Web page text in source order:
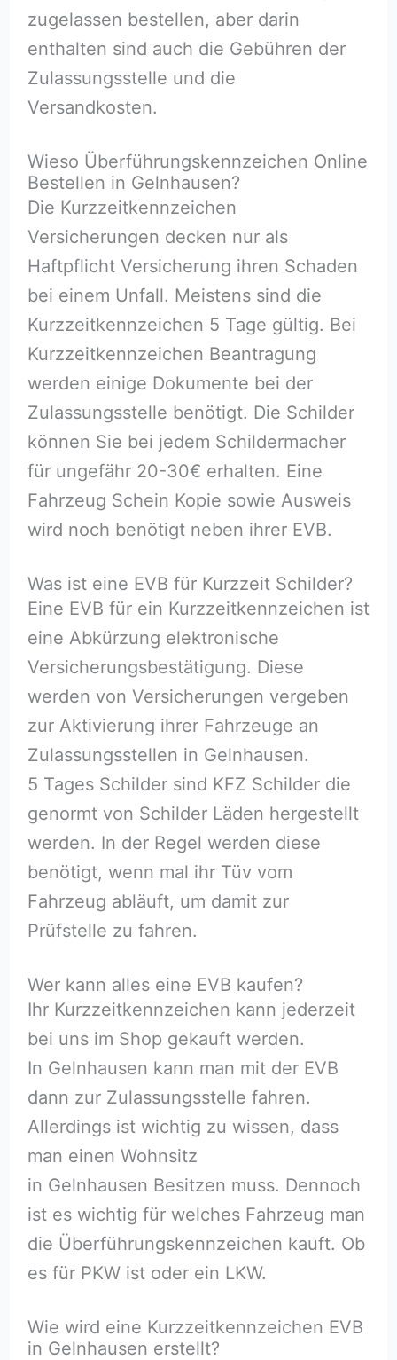
zugelassen bestellen, aber darin
enthalten sind auch die Gebühren der
Zulassungsstelle und die
Versandkosten.
Wieso Überführungskennzeichen Online
Bestellen in Gelnhausen?
Die Kurzzeitkennzeichen
Versicherungen decken nur als
Haftpflicht Versicherung ihren Schaden
bei einem Unfall. Meistens sind die
Kurzzeitkennzeichen 5 Tage gültig. Bei
Kurzzeitkennzeichen Beantragung
werden einige Dokumente bei der
Zulassungsstelle benötigt. Die Schilder
können Sie bei jedem Schildermacher
für ungefähr 20-30€ erhalten. Eine
Fahrzeug Schein Kopie sowie Ausweis
wird noch benötigt neben ihrer EVB.
Was ist eine EVB für Kurzzeit Schilder?
Eine EVB für ein Kurzzeitkennzeichen ist
eine Abkürzung elektronische
Versicherungsbestätigung. Diese
werden von Versicherungen vergeben
zur Aktivierung ihrer Fahrzeuge an
Zulassungsstellen in Gelnhausen.
5 Tages Schilder sind KFZ Schilder die
genormt von Schilder Läden hergestellt
werden. In der Regel werden diese
benötigt, wenn mal ihr Tüv vom
Fahrzeug abläuft, um damit zur
Prüfstelle zu fahren.
Wer kann alles eine EVB kaufen?
Ihr Kurzzeitkennzeichen kann jederzeit
bei uns im Shop gekauft werden.
In Gelnhausen kann man mit der EVB
dann zur Zulassungsstelle fahren.
Allerdings ist wichtig zu wissen, dass
man einen Wohnsitz
in Gelnhausen Besitzen muss. Dennoch
ist es wichtig für welches Fahrzeug man
die Überführungskennzeichen kauft. Ob
es für PKW ist oder ein LKW.
Wie wird eine Kurzzeitkennzeichen EVB
in Gelnhausen erstellt?